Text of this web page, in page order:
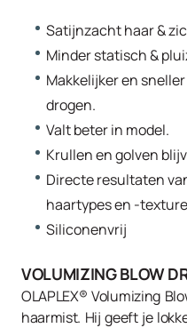
Satijnzacht haar &
Minder statisch &
Makkelijker en
drogen.
Valt beter in model.
Krullen en golven
Directe resultaten
haartypes en -
Siliconenvrij
VOLUMIZING BLOW
OLAPLEX® Volumizing
haarmist. Hij geeft je